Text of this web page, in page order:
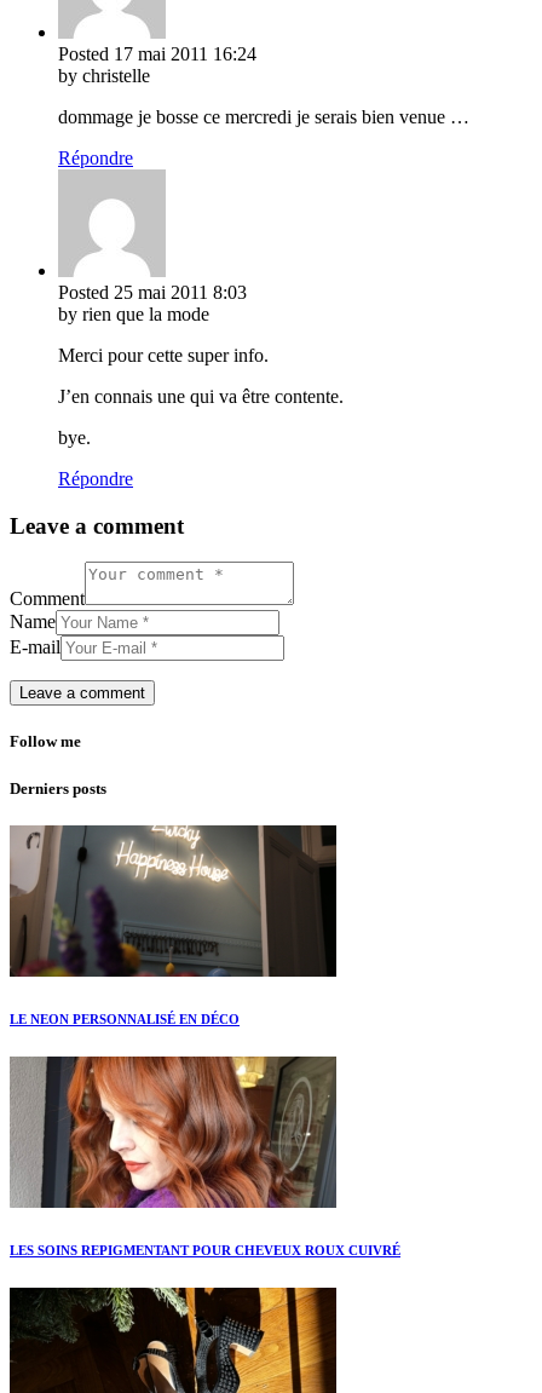
Posted 17 mai 2011 16:24
by christelle
dommage je bosse ce mercredi je serais bien venue …
Répondre
Posted 25 mai 2011 8:03
by rien que la mode
Merci pour cette super info.
J’en connais une qui va être contente.
bye.
Répondre
Leave a comment
Comment
Name
E-mail
Follow me
Derniers posts
LE NEON PERSONNALISÉ EN DÉCO
LES SOINS REPIGMENTANT POUR CHEVEUX ROUX CUIVRÉ